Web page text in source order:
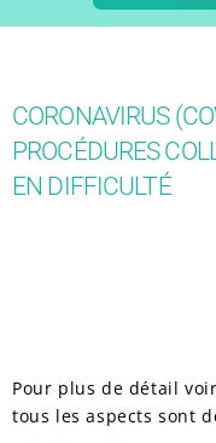
CORONAVIRUS
PROCÉDURES
EN DIFFICULTÉ
Pour plus de détail
tous les aspects sont